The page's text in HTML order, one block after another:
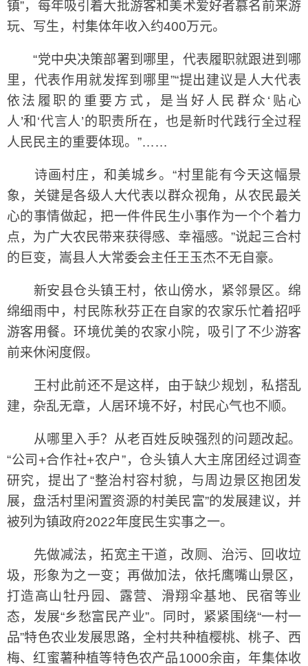
镇”，每年吸引着大批游客和美术爱好者慕名前来游
玩、写生，村集体年收入约400万元。
“党中央决策部署到哪里，代表履职就跟进到哪
里，代表作用就发挥到哪里”“提出建议是人大代表
依法履职的重要方式，是当好人民群众‘贴心
人’和‘代言人’的职责所在，也是新时代践行全过程
人民民主的重要体现。”……
诗画村庄，和美城乡。“村里能有今天这幅景
象，关键是各级人大代表以群众视角，从农民最关
心的事情做起，把一件件民生小事作为一个个着力
点，为广大农民带来获得感、幸福感。”说起三合村
的巨变，嵩县人大常委会主任王玉杰不无自豪。
新安县仓头镇王村，依山傍水，紧邻景区。绵
绵细雨中，村民陈秋芬正在自家的农家乐忙着招呼
游客用餐。环境优美的农家小院，吸引了不少游客
前来休闲度假。
王村此前还不是这样，由于缺少规划，私搭乱
建，杂乱无章，人居环境不好，村民心气也不顺。
从哪里入手？从老百姓反映强烈的问题改起。
“公司+合作社+农户”，仓头镇人大主席团经过调查
研究，提出了“整治村容村貌，与周边景区抱团发
展，盘活村里闲置资源的村美民富”的发展建议，并
被列为镇政府2022年度民生实事之一。
先做减法，拓宽主干道，改厕、治污、回收垃
圾，形象为之一变；再做加法，依托鹰嘴山景区，
打造高山牡丹园、露营、滑翔伞基地、民宿等业
态，发展“乡愁富民产业”。同时，紧紧围绕“一村一
品”特色农业发展思路，全村共种植樱桃、桃子、西
梅、红蜜薯种植等特色农产品1000余亩，年集体收